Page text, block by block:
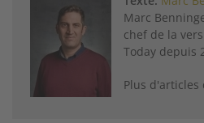
Marc
chef de la
Today depuis
Plus d'articles